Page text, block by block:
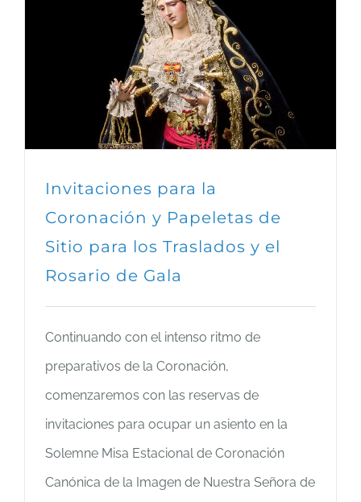
Invitaciones para la
Coronación y Papeletas de
Sitio para los Traslados y el
Rosario de Gala
Invitaciones para la
Coronación y Papeletas de
Sitio para los Traslados y el
Rosario de Gala
Continuando con el intenso ritmo de
preparativos de la Coronación,
comenzaremos con las reservas de
invitaciones para ocupar un asiento en la
Solemne Misa Estacional de Coronación
Canónica de la Imagen de Nuestra Señora de